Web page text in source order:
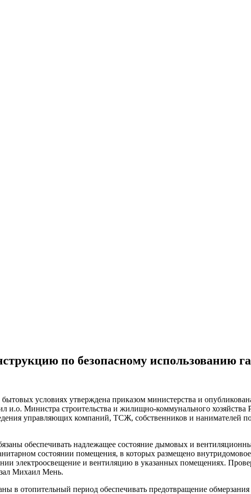
по безопасному использованию
условиях утверждена приказом министерства и
и.о. Министра строительства и жилищно-коммунального
управляющих компаний, ТСЖ, собственников и нанимателей
обеспечивать надлежащее состояние дымовых и
состоянии помещения, в которых размещено
электроосвещение и вентиляцию в указанных помещениях.
Михаил Мень.
в отопительный период обеспечивать предотвращение